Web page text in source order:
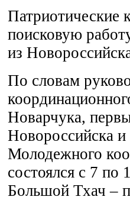
Патриотические
поисковую
из
По словам
Новарчука,
Новороссийска
Молодежного
состоялся с 7
Большой Тхач –